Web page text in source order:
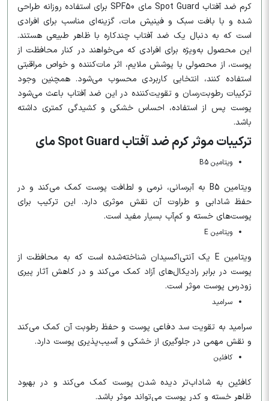
کرم ضد آفتاب Spot Guard مای SPF50 برای استفاده روزانه طراحی
شده و با بافت سبک و فینیش مات، گزینه‌ای مناسب برای افرادی
است که به دنبال یک ضد آفتاب چندکاره با ظاهر طبیعی هستند.
این محصول به‌ویژه برای افرادی که می‌خواهند در کنار محافظت از
پوست، از محصولی با پوشش ملایم، اثر مات‌کننده و خواص مراقبتی
استفاده کنند، انتخابی کاربردی محسوب می‌شود. همچنین وجود
ترکیبات رطوبت‌رسان و تقویت‌کننده در این ضد آفتاب باعث می‌شود
پوست پس از استفاده، احساس خشکی و کشیدگی کمتری داشته
باشد.
ترکیبات موثر کرم ضد آفتاب Spot Guard مای
ویتامین B5
ویتامین B5 به آبرسانی، نرمی و لطافت پوست کمک می‌کند و در
حفظ شادابی و طراوت آن نقش موثری دارد. این ترکیب برای
پوست‌های خسته و کم‌آب بسیار مفید است.
ویتامین E
ویتامین E یک آنتی‌اکسیدان شناخته‌شده است که به محافظت از
پوست در برابر رادیکال‌های آزاد کمک می‌کند و در کاهش آثار پیری
زودرس پوست موثر است.
سرامید
سرامید به تقویت سد دفاعی پوست و حفظ رطوبت آن کمک می‌کند
و نقش مهمی در جلوگیری از خشکی و آسیب‌پذیری پوست دارد.
کافئین
کافئین به شاداب‌تر دیده شدن پوست کمک می‌کند و در بهبود
ظاهر خسته و کدر پوست می‌تواند موثر باشد.